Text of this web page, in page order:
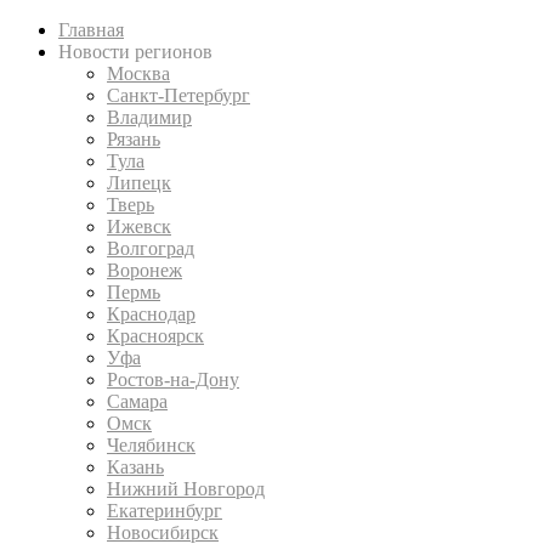
Главная
Новости регионов
Москва
Санкт-Петербург
Владимир
Рязань
Тула
Липецк
Тверь
Ижевск
Волгоград
Воронеж
Пермь
Краснодар
Красноярск
Уфа
Ростов-на-Дону
Самара
Омск
Челябинск
Казань
Нижний Новгород
Екатеринбург
Новосибирск